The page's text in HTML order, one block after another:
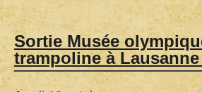
d'Halloween
Sortie Musée
trampoline à Lausanne